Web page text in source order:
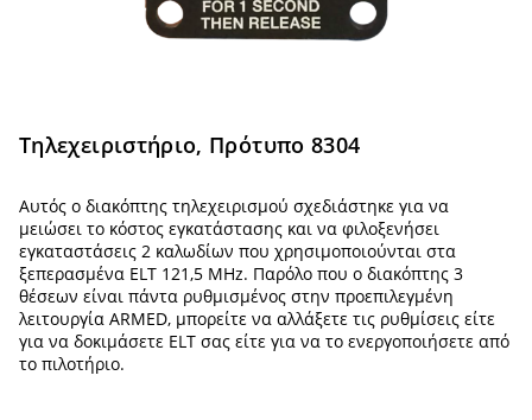
Τηλεχειριστήριο, Πρότυπο 8304
Αυτός ο διακόπτης τηλεχειρισμού σχεδιάστηκε για να
μειώσει το κόστος εγκατάστασης και να φιλοξενήσει
εγκαταστάσεις 2 καλωδίων που χρησιμοποιούνται στα
ξεπερασμένα ELT 121,5 MHz. Παρόλο που ο διακόπτης 3
θέσεων είναι πάντα ρυθμισμένος στην προεπιλεγμένη
λειτουργία ARMED, μπορείτε να αλλάξετε τις ρυθμίσεις είτε
για να δοκιμάσετε ELT σας είτε για να το ενεργοποιήσετε από
το πιλοτήριο.